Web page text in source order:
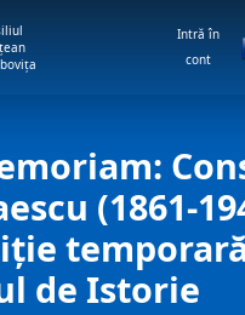
Intră în
cont
(1861-
de Istorie